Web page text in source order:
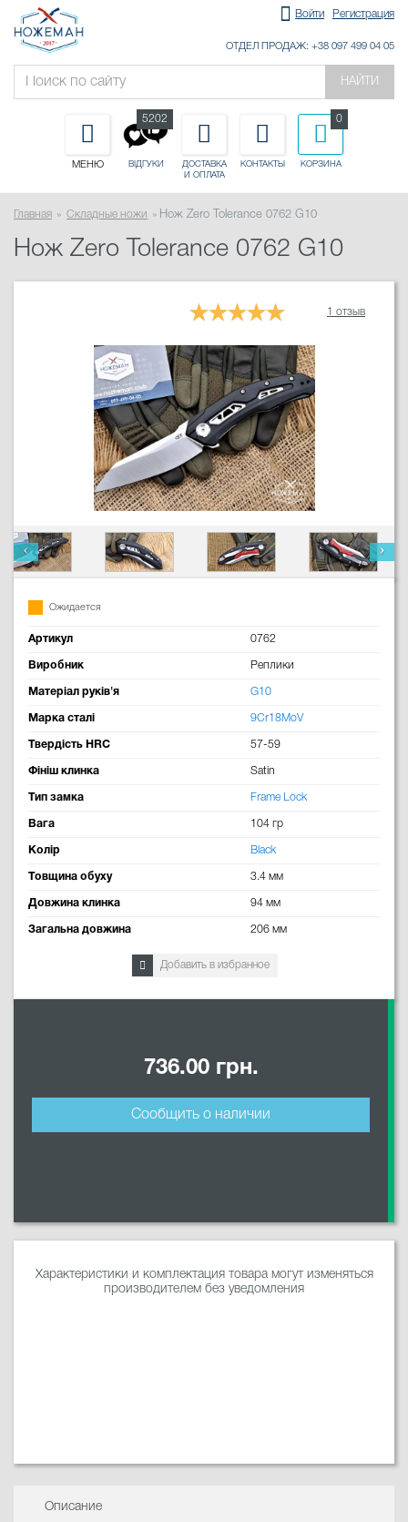
Войти Регистрация
ОТДЕЛ ПРОДАЖ: +38 097 499 04 05
НАЙТИ
МЕНЮ ВІДГУКИ
5202
ДОСТАВКА
И ОПЛАТА
КОНТАКТЫ КОРЗИНА
0
Главная Складные ножи Нож Zero Tolerance 0762 G10
Нож Zero Tolerance 0762 G10
1 отзыв
Ожидается
Артикул 0762
Виробник Реплики
Матеріал руків'я G10
Марка сталі 9Cr18MoV
Твердість HRC 57-59
Фініш клинка Satin
Тип замка Frame Lock
Вага 104 гр
Колір Black
Товщина обуху 3.4 мм
Довжина клинка 94 мм
Загальна довжина 206 мм
Добавить в избранное
736.00 грн.
Сообщить о наличии
Характеристики и комплектация товара могут изменяться
производителем без уведомления
Описание